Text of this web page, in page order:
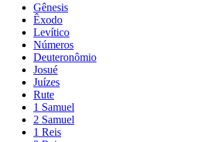
Gênesis
Êxodo
Levítico
Números
Deuteronômio
Josué
Juízes
Rute
1 Samuel
2 Samuel
1 Reis